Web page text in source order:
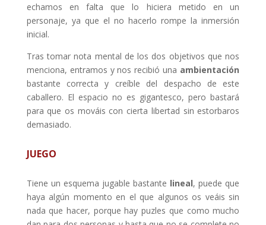
echamos en falta que lo hiciera metido en un
personaje, ya que el no hacerlo rompe la inmersión
inicial.
Tras tomar nota mental de los dos objetivos que nos
menciona, entramos y nos recibió una ambientación
bastante correcta y creíble del despacho de este
caballero. El espacio no es gigantesco, pero bastará
para que os mováis con cierta libertad sin estorbaros
demasiado.
JUEGO
Tiene un esquema jugable bastante lineal, puede que
haya algún momento en el que algunos os veáis sin
nada que hacer, porque hay puzles que como mucho